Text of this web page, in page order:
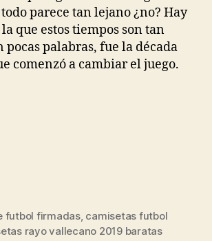
parece tan lejano ¿no? Hay
que estos tiempos son tan
pocas palabras, fue la década
comenzó a cambiar el juego.
futbol firmadas, camisetas futbol
rayo vallecano 2019 baratas